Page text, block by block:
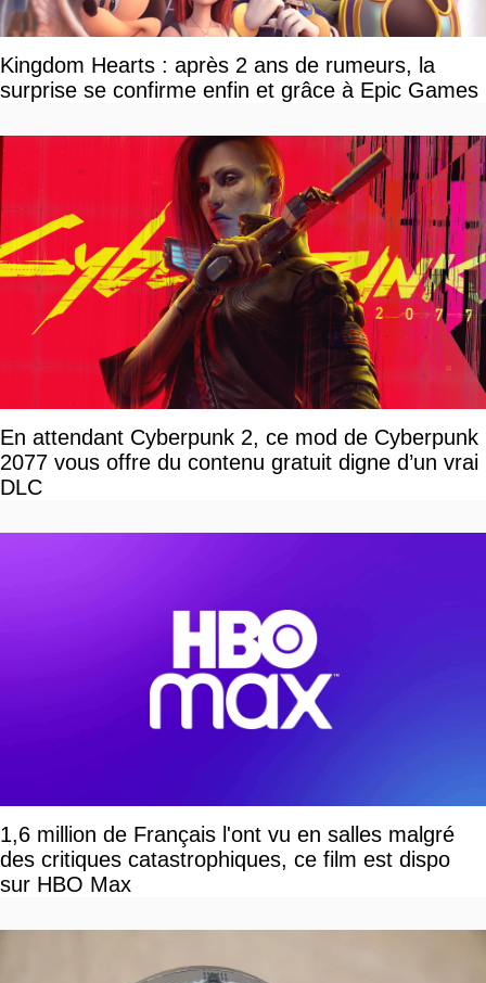
Kingdom Hearts : après 2 ans de rumeurs, la
surprise se confirme enfin et grâce à Epic Games
En attendant Cyberpunk 2, ce mod de Cyberpunk
2077 vous offre du contenu gratuit digne d’un vrai
DLC
1,6 million de Français l'ont vu en salles malgré
des critiques catastrophiques, ce film est dispo
sur HBO Max